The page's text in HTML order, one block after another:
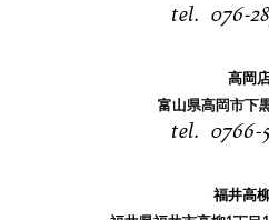
076-
高岡
富山県高岡市下
0766-
福井高